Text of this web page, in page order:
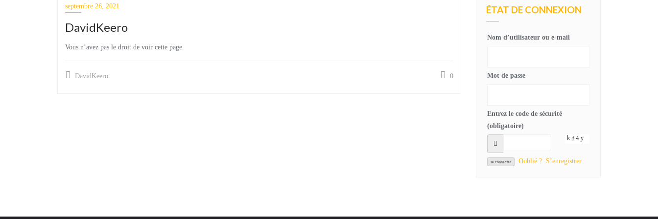
septembre 26, 2021
DavidKeero
Vous n’avez pas le droit de voir cette page.
DavidKeero 0
ÉTAT DE CONNEXION
Nom d’utilisateur ou e-mail
Mot de passe
Entrez le code de sécurité
(obligatoire)
Oublié ? S’enregistrer